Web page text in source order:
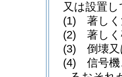
又は設置
(1)
著し
(2)
著し
(3)
倒壊
(4)
信号